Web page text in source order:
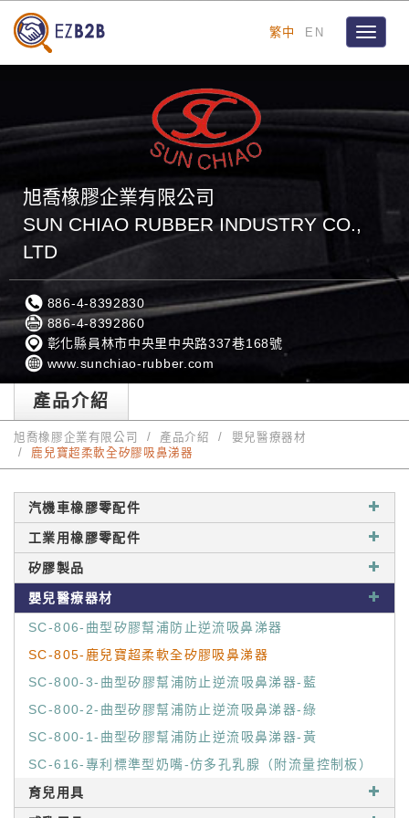
繁中 EN
Toggle
旭喬橡膠企業有限公司
SUN CHIAO RUBBER INDUSTRY CO.,
LTD
886-4-8392830
886-4-8392860
彰化縣員林市中央里中央路337巷168號
www.sunchiao-rubber.com
產品介紹
旭喬橡膠企業有限公司 產品介紹
嬰兒醫療器材
鹿兒寶超柔軟全矽膠吸鼻涕器
汽機車橡膠零配件
工業用橡膠零配件
矽膠製品
嬰兒醫療器材
SC-806-曲型矽膠幫浦防止逆流吸鼻涕器
SC-805-鹿兒寶超柔軟全矽膠吸鼻涕器
SC-800-3-曲型矽膠幫浦防止逆流吸鼻涕器-藍
SC-800-2-曲型矽膠幫浦防止逆流吸鼻涕器-綠
SC-800-1-曲型矽膠幫浦防止逆流吸鼻涕器-黃
SC-616-專利標準型奶嘴-仿多孔乳腺（附流量控制板）
育兒用具